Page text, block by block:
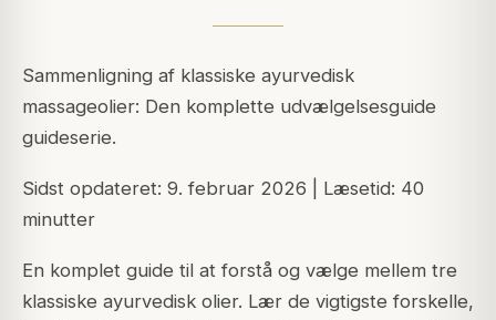
Sammenligning af klassiske ayurvedisk
massageolier: Den komplette udvælgelsesguide
guideserie.
Sidst opdateret: 9. februar 2026 | Læsetid: 40
minutter
En komplet guide til at forstå og vælge mellem tre
klassiske ayurvedisk olier. Lær de vigtigste forskelle,